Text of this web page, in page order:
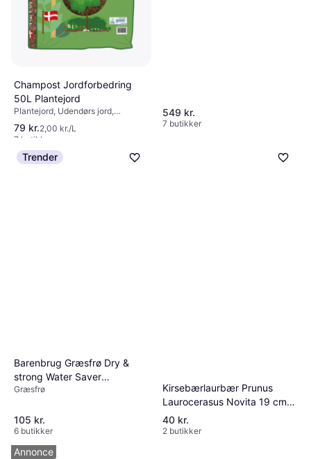
Champost Jordforbedring
50L Plantejord
Plantejord, Udendørs jord,
Modvirker ukrudt, Naturgødning
79 kr.2,00 kr./L
7 butikker
549 kr.
7 butikker
Trender
Barenbrug Græsfrø Dry &
strong Water Saver
plænegræs Græsfrø
Græsfrø
105 kr.
6 butikker
Kirsebærlaurbær Prunus
Laurocerasus Novita 19 cm
Potte Træ & Busk
40 kr.
2 butikker
Annonce